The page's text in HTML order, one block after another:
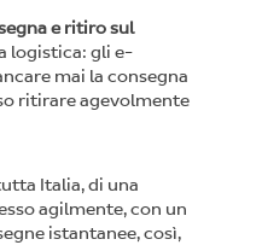
e ritiro sul
logistica: gli e-
mai la consegna
ritirare agevolmente
Italia, di una
agilmente, con un
istantanee, così,